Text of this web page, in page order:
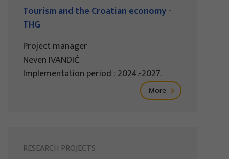
Tourism and the Croatian economy -
THG
Project manager
Neven IVANDIĆ
Implementation period : 2024.-2027.
More
RESEARCH PROJECTS